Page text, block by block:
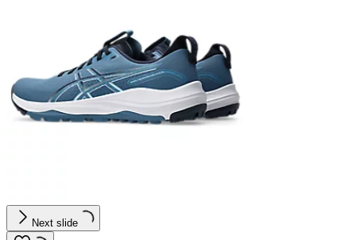
Next slide